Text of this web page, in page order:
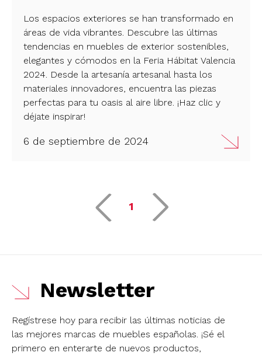
Los espacios exteriores se han transformado en
áreas de vida vibrantes. Descubre las últimas
tendencias en muebles de exterior sostenibles,
elegantes y cómodos en la Feria Hábitat Valencia
2024. Desde la artesanía artesanal hasta los
materiales innovadores, encuentra las piezas
perfectas para tu oasis al aire libre. ¡Haz clic y
déjate inspirar!
6 de septiembre de 2024
1
Newsletter
Regístrese hoy para recibir las últimas noticias de
las mejores marcas de muebles españolas. ¡Sé el
primero en enterarte de nuevos productos,